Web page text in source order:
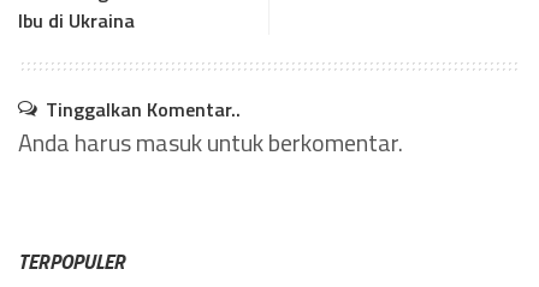
Ibu di Ukraina
Tinggalkan Komentar..
Anda harusmasukuntuk berkomentar.
TERPOPULER